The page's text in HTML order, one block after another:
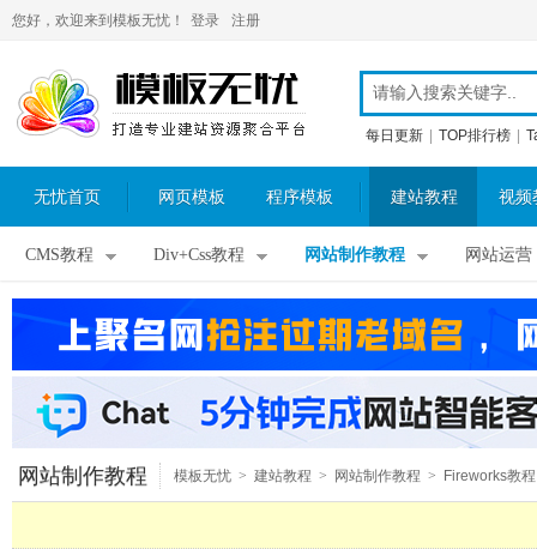
您好，欢迎来到模板无忧！ 登录 注册
每日更新 TOP排行榜
无忧首页 网页模板 程序模板 建站教程 视频
CMS教程 Div+Css教程 网站制作教程 网站运营
网站制作教程 模板无忧 > 建站教程 > 网站制作教程 > Fireworks教程